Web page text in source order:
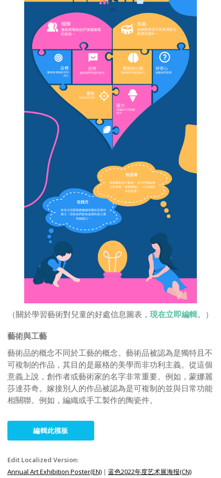
（關於學習藝術對兒童的好處信息圖表， 現在立即編輯。）
藝術與工藝
藝術品的概念不同於工藝的概念。藝術品被認為是獨特且不
可複制的作品，其目的是嚴格的美學而非功利主義。從這個
意義上說，創作者或藝術家的名字非常重要。例如，蒙娜麗
莎達芬奇。嫁接別人的作品被認為是可複制的並與日常功能
相關聯。例如，編織或手工製作的陶瓷件。
編輯此模板
Edit Localized Version:
Annual Art Exhibition Poster(EN) | 蓝色2022年度艺术展海报(CN)